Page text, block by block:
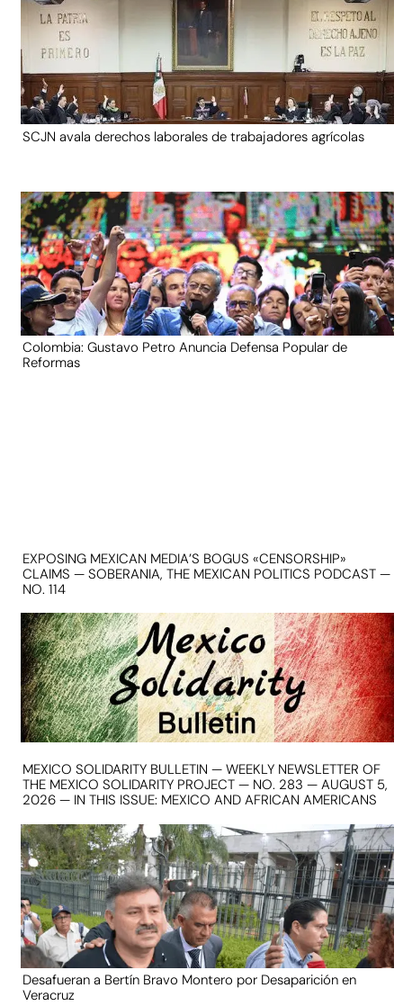
SCJN avala derechos laborales de trabajadores agrícolas
Colombia: Gustavo Petro Anuncia Defensa Popular de
Reformas
EXPOSING MEXICAN MEDIA’S BOGUS «CENSORSHIP»
CLAIMS — SOBERANIA, THE MEXICAN POLITICS PODCAST —
NO. 114
MEXICO SOLIDARITY BULLETIN — WEEKLY NEWSLETTER OF
THE MEXICO SOLIDARITY PROJECT — NO. 283 — AUGUST 5,
2026 — IN THIS ISSUE: MEXICO AND AFRICAN AMERICANS
Desafueran a Bertín Bravo Montero por Desaparición en
Veracruz